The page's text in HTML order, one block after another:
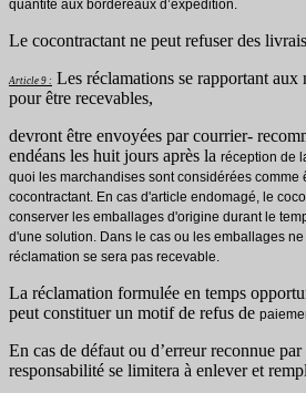
quantité aux bordereaux d’expédition.
Le cocontractant ne peut refuser des
Article 9 : Les réclamations se rapportant aux
pour être recevables,
devront être envoyées par courrier-
endéans les huit jours après la réception de
quoi les marchandises sont considérées comme
cocontractant. En cas d'article endomagé, le
conserver les emballages d'origine durant le
d'une solution. Dans le cas ou les emballages
réclamation se sera pas recevable.
La réclamation formulée en temps
peut constituer un motif de refus de
En cas de défaut ou d’erreur reconnue
responsabilité se limitera à enlever et